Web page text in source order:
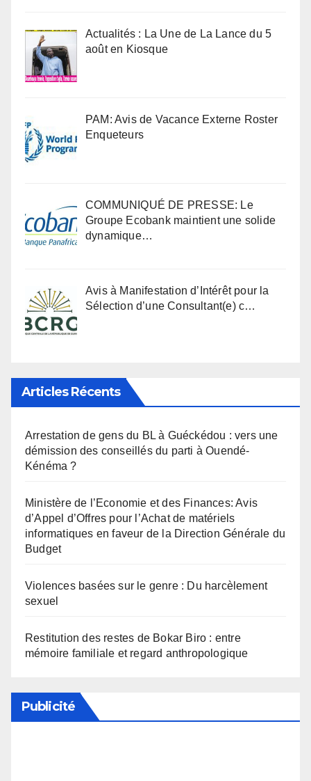
Actualités : La Une de La Lance du 5
août en Kiosque
PAM: Avis de Vacance Externe Roster
Enqueteurs
COMMUNIQUÉ DE PRESSE: Le
Groupe Ecobank maintient une solide
dynamique…
Avis à Manifestation d’Intérêt pour la
Sélection d’une Consultant(e) c…
Articles Récents
Arrestation de gens du BL à Guéckédou : vers une
démission des conseillés du parti à Ouendé-
Kénéma ?
Ministère de l’Economie et des Finances: Avis
d’Appel d’Offres pour l’Achat de matériels
informatiques en faveur de la Direction Générale du
Budget
Violences basées sur le genre : Du harcèlement
sexuel
Restitution des restes de Bokar Biro : entre
mémoire familiale et regard anthropologique
Publicité